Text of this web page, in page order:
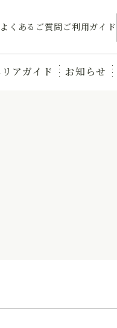
よくあるご質問ご利用ガイド
アガイド お知らせ